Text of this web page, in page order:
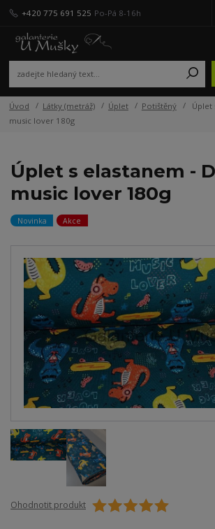
+420 775 691 525 Po-Pá 8-16h
Úvod Látky (metráž) Úplet Potištěný
Úplet
music lover 180g
Úplet s elastanem -
music lover 180g
Novinka Akce
Ohodnotit produkt